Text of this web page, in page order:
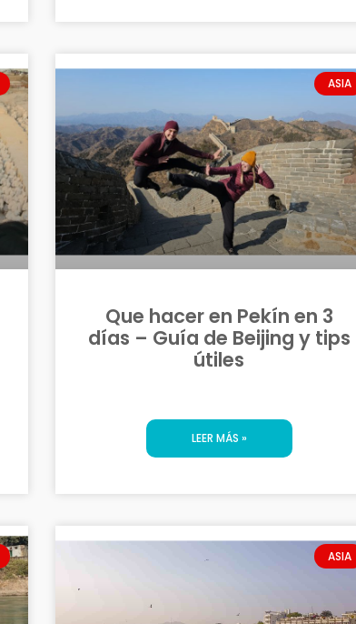
ASIA
Que hacer en Pekín en 3
días – Guía de Beijing y tips
útiles
LEER MÁS »
ASIA